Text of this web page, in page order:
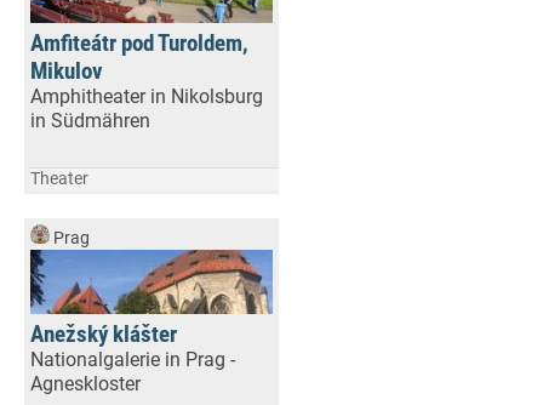
Amfiteátr pod Turoldem,
Mikulov
Amphitheater in Nikolsburg
in Südmähren
Theater
Prag
Anežský klášter
Nationalgalerie in Prag -
Agneskloster